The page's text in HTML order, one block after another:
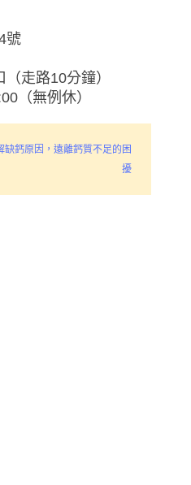
號
走路10分鐘）
（無例休）
缺鈣原因，遠離鈣質不足的困
擾